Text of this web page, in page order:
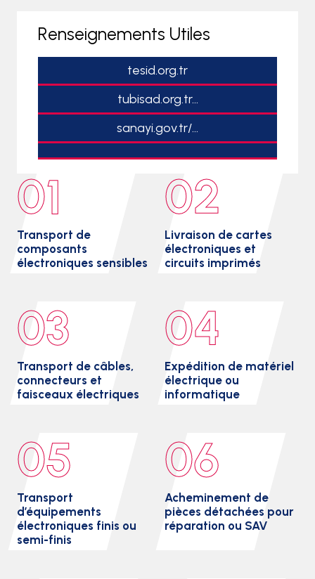
Renseignements Utiles
tesid.org.tr
tubisad.org.tr...
sanayi.gov.tr/...
01
Transport de
composants
électroniques sensibles
02
Livraison de cartes
électroniques et
circuits imprimés
03
Transport de câbles,
connecteurs et
faisceaux électriques
04
Expédition de matériel
électrique ou
informatique
05
Transport
d’équipements
électroniques finis ou
semi-finis
06
Acheminement de
pièces détachées pour
réparation ou SAV